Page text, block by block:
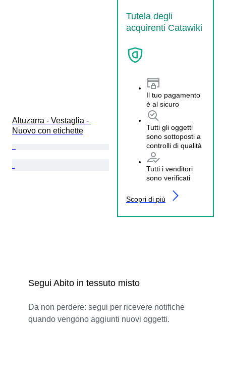
Altuzarra - Vestaglia -
Nuovo con etichette
Tutela degli
acquirenti Catawiki
Il tuo pagamento
è al sicuro
Tutti gli oggetti
sono sottoposti a
controlli di qualità
Tutti i venditori
sono verificati
Scopri di più
Segui Abito in tessuto misto
Da non perdere: segui per ricevere notifiche
quando vengono aggiunti nuovi oggetti.